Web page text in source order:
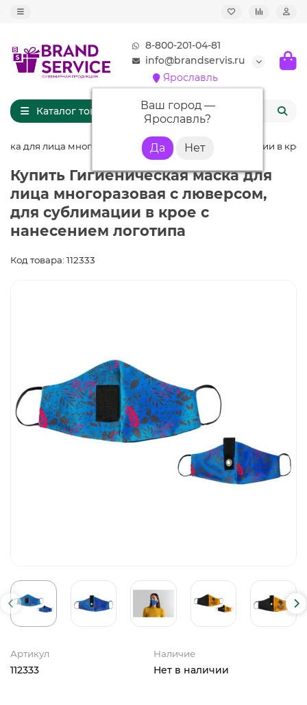
8-800-201-04-81
info@brandservis.ru
Ярославль
Ваш город —
Ярославль?
Каталог товаров
для лица многоразовая с люверсом, для сублимации в крое
Купить Гигиеническая маска для
лица многоразовая с люверсом,
для сублимации в крое с
нанесением логотипа
Код товара: 112333
Артикул
112333
Наличие
Нет в наличии